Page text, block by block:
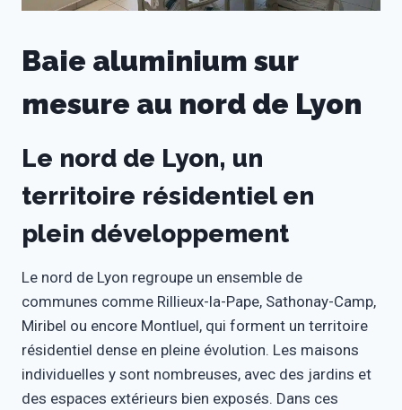
Baie aluminium sur
mesure au nord de Lyon
Le nord de Lyon, un
territoire résidentiel en
plein développement
Le nord de Lyon regroupe un ensemble de
communes comme Rillieux-la-Pape, Sathonay-Camp,
Miribel ou encore Montluel, qui forment un territoire
résidentiel dense en pleine évolution. Les maisons
individuelles y sont nombreuses, avec des jardins et
des espaces extérieurs bien exposés. Dans ces